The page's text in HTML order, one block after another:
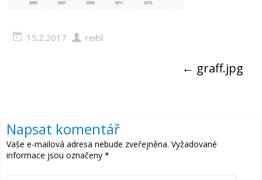
15.2.2017 reibl
← graff.jpg
Napsat komentář
Vaše e-mailová adresa nebude zveřejněna. Vyžadované
informace jsou označeny*